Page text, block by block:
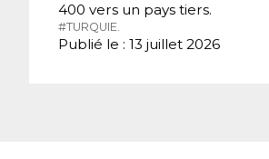
400 vers un pays tiers.
#TURQUIE.
Publié le : 13 juillet 2026